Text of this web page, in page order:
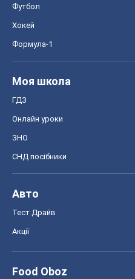
Футбол
Хокей
Формула-1
Моя школа
ГДЗ
Онлайн уроки
ЗНО
СНД посібники
Авто
Тест Драйв
Акції
Food Oboz